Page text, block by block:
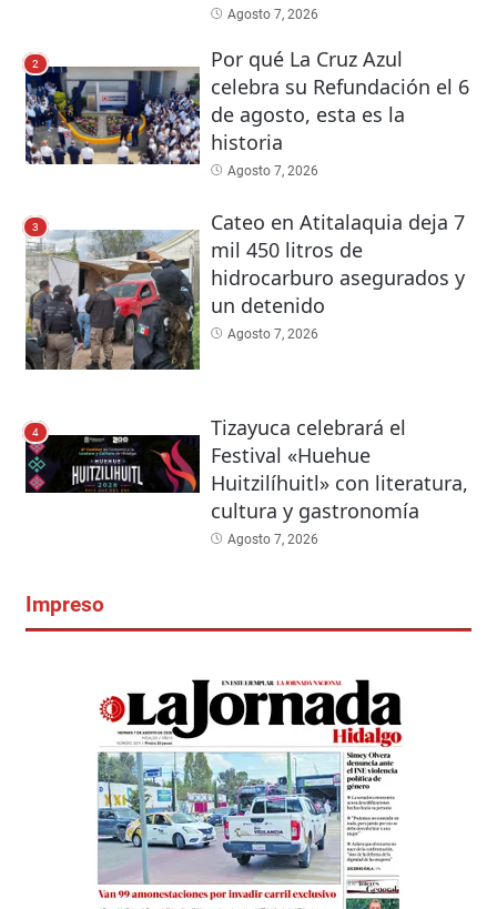
Agosto 7, 2026
2
Por qué La Cruz Azul
celebra su Refundación el 6
de agosto, esta es la
historia
Agosto 7, 2026
3
Cateo en Atitalaquia deja 7
mil 450 litros de
hidrocarburo asegurados y
un detenido
Agosto 7, 2026
4
Tizayuca celebrará el
Festival «Huehue
Huitzilíhuitl» con literatura,
cultura y gastronomía
Agosto 7, 2026
Impreso